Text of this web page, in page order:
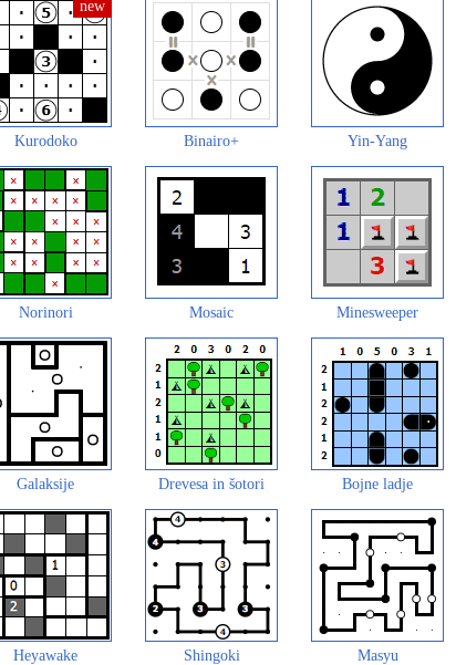
Kurodoko Binairo+ Yin-Yang
Norinori Mosaic Minesweeper
Galaksije Drevesa in šotori Bojne ladje
Heyawake Shingoki Masyu